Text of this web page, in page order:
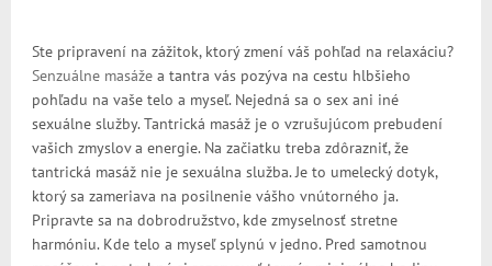
Ste pripravení na zážitok, ktorý zmení váš pohľad na relaxáciu?
Senzuálne masáže a tantra vás pozýva na cestu hlbšieho
pohľadu na vaše telo a myseľ. Nejedná sa o sex ani iné
sexuálne služby. Tantrická masáž je o vzrušujúcom prebudení
vašich zmyslov a energie. Na začiatku treba zdôrazniť, že
tantrická masáž nie je sexuálna služba. Je to umelecký dotyk,
ktorý sa zameriava na posilnenie vášho vnútorného ja.
Pripravte sa na dobrodružstvo, kde zmyselnosť stretne
harmóniu. Kde telo a myseľ splynú v jedno. Pred samotnou